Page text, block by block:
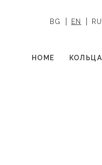
BG EN RU
HOME КОЛЬЦА